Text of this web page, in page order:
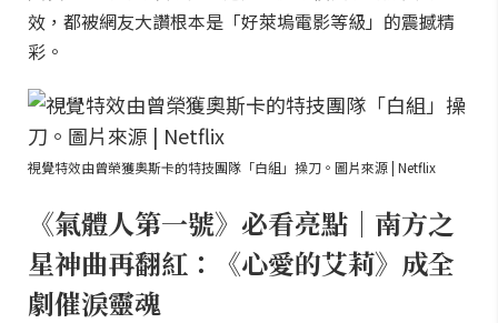
效，都被網友大讚根本是「好萊塢電影等級」的震撼精
彩。
視覺特效由曾榮獲奧斯卡的特技團隊「白組」操刀。圖片來源 | Netflix
《氣體人第一號》必看亮點｜南方之
星神曲再翻紅：《心愛的艾莉》成全
劇催淚靈魂